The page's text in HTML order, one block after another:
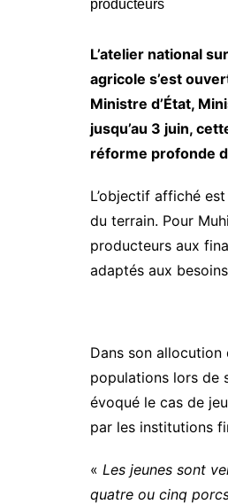
L’atelier national
agricole s’est
Ministre d’État,
jusqu’au 3 juin,
réforme profonde
L’objectif affiché
du terrain. Pour
producteurs aux
adaptés aux
Dans son allocution
populations lors de
évoqué le cas de
par les institutions
« Les jeunes sont
quatre ou cinq